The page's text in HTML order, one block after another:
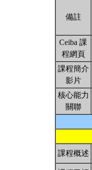
備註
Ceiba 課
程網頁
課程簡介
影片
核心能力
關聯
課程概述